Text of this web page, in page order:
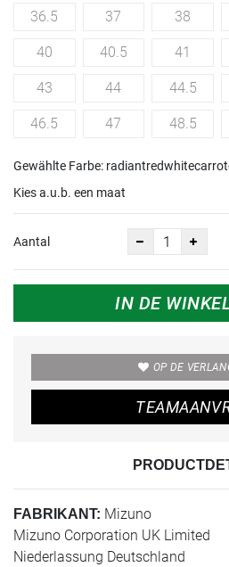
36.5 37 38
40 40.5 41
43 44 44.5
46.5 47 48.5
Gewählte Farbe:
Kies a.u.b. een maat
Aantal
IN DE
OP DE
FABRIKANT: Mizuno
Mizuno Corporation UK Limited
Niederlassung Deutschland